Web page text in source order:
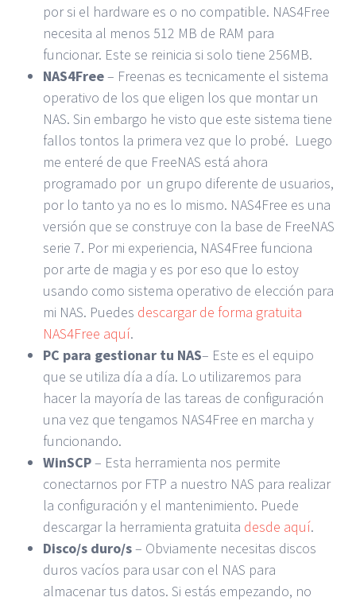
por si el hardware es o no compatible. NAS4Free
necesita al menos 512 MB de RAM para
funcionar. Este se reinicia si solo tiene 256MB.
NAS4Free– Freenas es tecnicamente el sistema
operativo de los que eligen los que montar un
NAS. Sin embargo he visto que este sistema tiene
fallos tontos la primera vez que lo probé. Luego
me enteré de que FreeNAS está ahora
programado por un grupo diferente de usuarios,
por lo tanto ya no es lo mismo. NAS4Free es una
versión que se construye con la base de FreeNAS
serie 7. Por mi experiencia, NAS4Free funciona
por arte de magia y es por eso que lo estoy
usando como sistema operativo de elección para
mi NAS. Puedes descargar de forma gratuita
NAS4Free aquí.
PC para gestionar tu NAS– Este es el equipo
que se utiliza día a día. Lo utilizaremos para
hacer la mayoría de las tareas de configuración
una vez que tengamos NAS4Free en marcha y
funcionando.
WinSCP– Esta herramienta nos permite
conectarnos por FTP a nuestro NAS para realizar
la configuración y el mantenimiento. Puede
descargar la herramienta gratuita desde aquí.
Disco/s duro/s– Obviamente necesitas discos
duros vacíos para usar con el NAS para
almacenar tus datos. Si estás empezando, no